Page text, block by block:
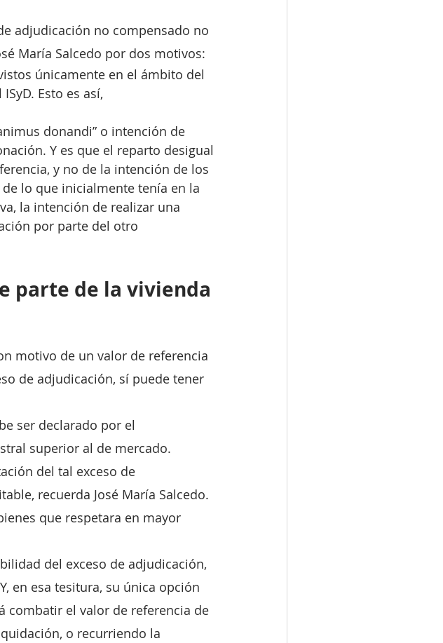
adjudicación no compensado no
María Salcedo por dos motivos:
únicamente en el ámbito del
Esto es así,
donandi” o intención de
Y es que el reparto desigual
y no de la intención de los
lo que inicialmente tenía en la
la intención de realizar una
por parte del otro
parte de la vivienda
motivo de un valor de referencia
de adjudicación, sí puede tener
ser declarado por el
superior al de mercado.
del tal exceso de
recuerda José María Salcedo.
que respetara en mayor
del exceso de adjudicación,
en esa tesitura, su única opción
combatir el valor de referencia de
o recurriendo la